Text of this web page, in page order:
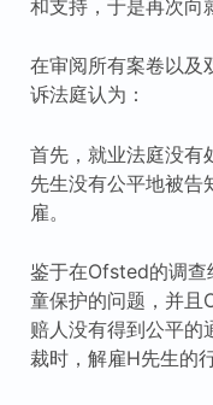
和支持，于是再次向
在审阅所有案卷以及
诉法庭认为：
首先，就业法庭没有
先生没有公平地被告
雇。
鉴于在Ofsted的调查
童保护的问题，并且
赔人没有得到公平的
裁时，解雇H先生的